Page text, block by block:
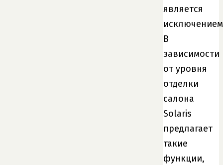
является
В
зависимости
от уровня
отделки
салона
Solaris
предлагает
такие
функции,